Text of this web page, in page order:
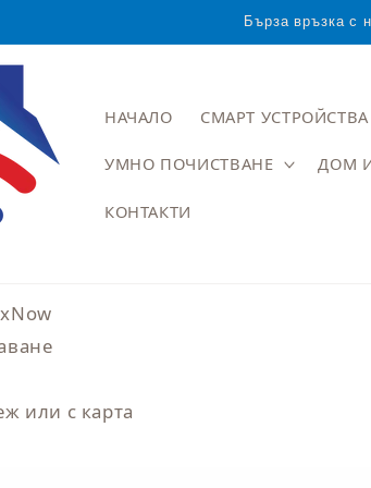
Бърза връзка с
НАЧАЛО СМАРТ УСТРОЙСТВА
УМНО ПОЧИСТВАНЕ ДОМ
КОНТАКТИ
или с карта